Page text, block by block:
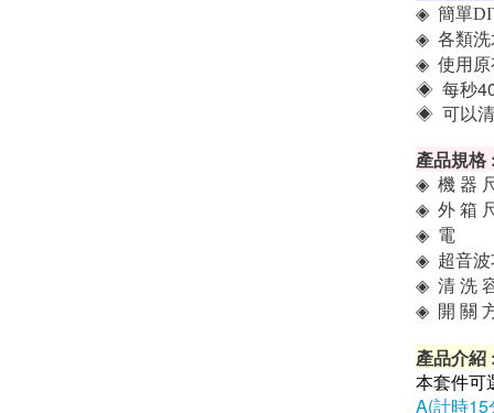
產品特色
◈ 簡單
◈ 各類
◈ 使用
◈ 可以清
產品規格
◈ 機 器
◈ 外 箱
◈ 電
◈ 超音
◈開 關
產品介紹